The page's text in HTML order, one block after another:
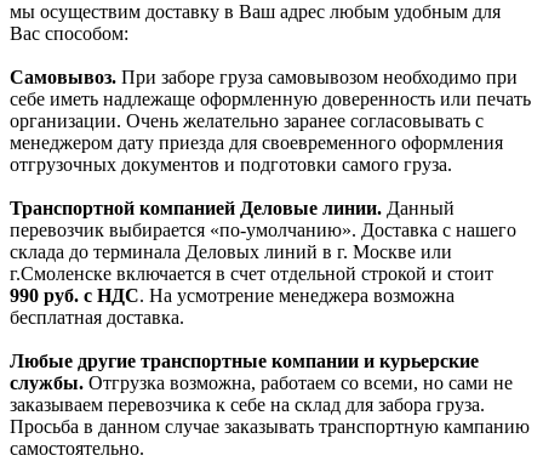
мы осуществим доставку в Ваш адрес любым удобным для
Вас способом:
Самовывоз. При заборе груза самовывозом необходимо при
себе иметь надлежаще оформленную доверенность или печать
организации. Очень желательно заранее согласовывать с
менеджером дату приезда для своевременного оформления
отгрузочных документов и подготовки самого груза.
Транспортной компанией Деловые линии. Данный
перевозчик выбирается «по-умолчанию». Доставка с нашего
склада до терминала Деловых линий в г. Москве или
г.Смоленске включается в счет отдельной строкой и стоит
990 руб. с НДС. На усмотрение менеджера возможна
бесплатная доставка.
Любые другие транспортные компании и курьерские
службы. Отгрузка возможна, работаем со всеми, но сами не
заказываем перевозчика к себе на склад для забора груза.
Просьба в данном случае заказывать транспортную кампанию
самостоятельно.